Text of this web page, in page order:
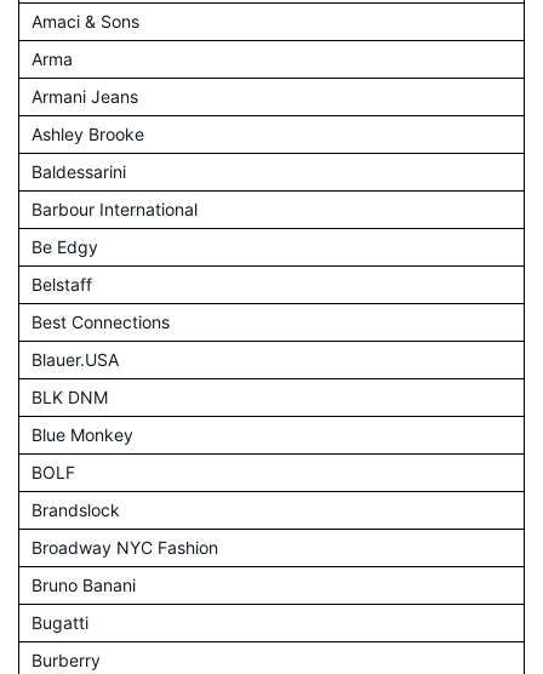
Amaci & Sons
Arma
Armani Jeans
Ashley Brooke
Baldessarini
Barbour International
Be Edgy
Belstaff
Best Connections
Blauer.USA
BLK DNM
Blue Monkey
BOLF
Brandslock
Broadway NYC Fashion
Bruno Banani
Bugatti
Burberry